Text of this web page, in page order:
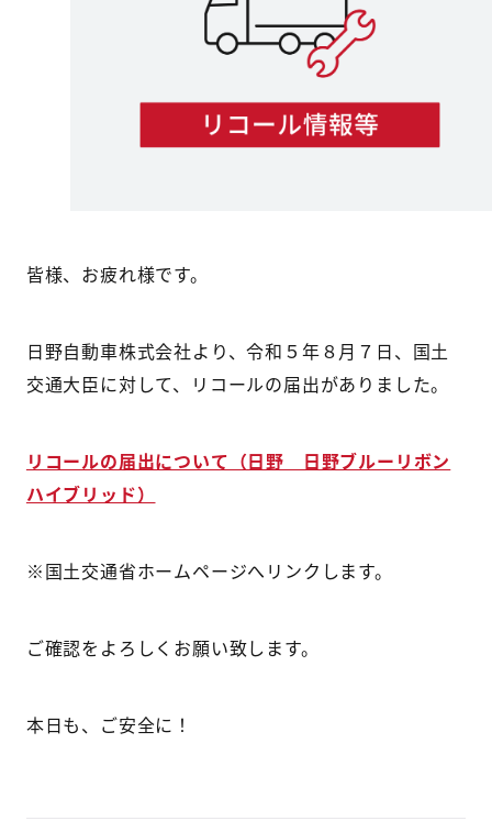
皆様、お疲れ様です。
日野自動車株式会社より、令和５年８月７日、国土
交通大臣に対して、リコールの届出がありました。
リコールの届出について（日野 日野ブルーリボン
ハイブリッド）
※国土交通省ホームページへリンクします。
ご確認をよろしくお願い致します。
本日も、ご安全に！